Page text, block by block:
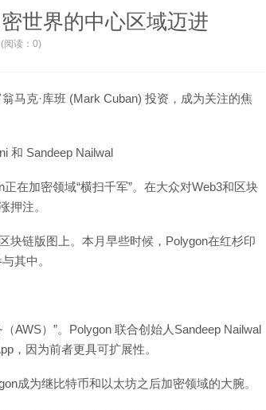
世界的中心区域迈进
(阅读：0)
马克·库班 (Mark Cuban) 投资，成为关注的焦
和 Sandeep Nailwal
在加密领域“横扫千军”。在大众对Web3和区块
押注。
块链版图上。本月早些时候，Polygon在红杉印
其中。
AWS）”。Polygon 联合创始人Sandeep Nailwal
，因为前者更具可扩展性。
成为继比特币和以太坊之后加密领域的大腕。